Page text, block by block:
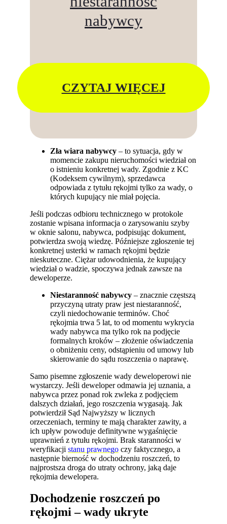
nabywcy
CZYTAJ WIĘCEJ
Zła wiara nabywcy – to sytuacja, gdy w
momencie zakupu nieruchomości wiedział on
o istnieniu konkretnej wady. Zgodnie z KC
(Kodeksem cywilnym), sprzedawca
odpowiada z tytułu rękojmi tylko za wady, o
których kupujący nie miał pojęcia.
Jeśli podczas odbioru technicznego w protokole
zostanie wpisana informacja o zarysowaniu szyby
w oknie salonu, nabywca, podpisując dokument,
potwierdza swoją wiedzę. Późniejsze zgłoszenie tej
konkretnej usterki w ramach rękojmi będzie
nieskuteczne. Ciężar udowodnienia, że kupujący
wiedział o wadzie, spoczywa jednak zawsze na
deweloperze.
Niestaranność nabywcy – znacznie częstszą
przyczyną utraty praw jest niestaranność,
czyli niedochowanie terminów. Choć
rękojmia trwa 5 lat, to od momentu wykrycia
wady nabywca ma tylko rok na podjęcie
formalnych kroków – złożenie oświadczenia
o obniżeniu ceny, odstąpieniu od umowy lub
skierowanie do sądu roszczenia o naprawę.
Samo pisemne zgłoszenie wady deweloperowi nie
wystarczy. Jeśli deweloper odmawia jej uznania, a
nabywca przez ponad rok zwleka z podjęciem
dalszych działań, jego roszczenia wygasają. Jak
potwierdził Sąd Najwyższy w licznych
orzeczeniach, terminy te mają charakter zawity, a
ich upływ powoduje definitywne wygaśnięcie
uprawnień z tytułu rękojmi. Brak staranności w
weryfikacjistanu prawnego czy faktycznego, a
następnie bierność w dochodzeniu roszczeń, to
najprostsza droga do utraty ochrony, jaką daje
rękojmia dewelopera.
Dochodzenie roszczeń po
rękojmi – wady ukryte